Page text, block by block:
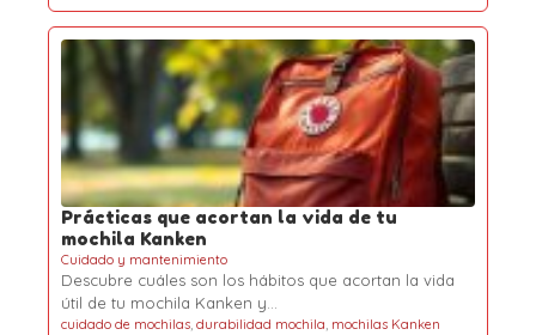
Prácticas que acortan la vida de tu
mochila Kanken
Cuidado y mantenimiento
Descubre cuáles son los hábitos que acortan la vida
útil de tu mochila Kanken y…
cuidado de mochilas, durabilidad mochila, mochilas Kanken